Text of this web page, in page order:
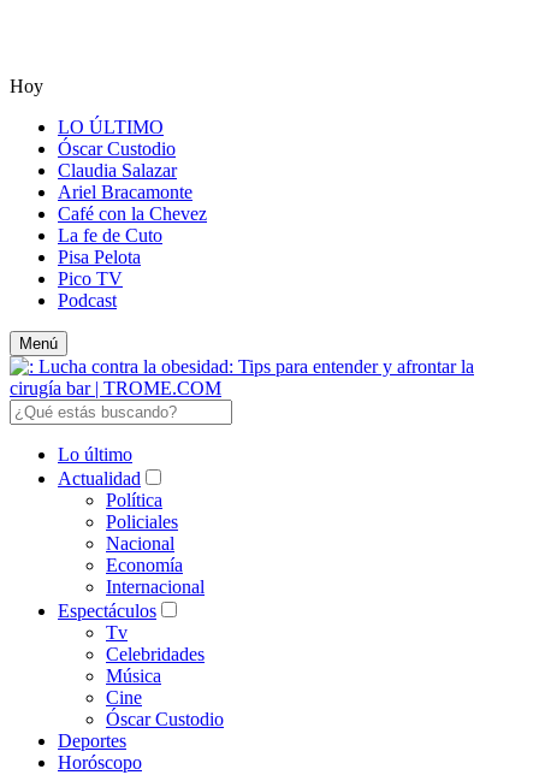
Hoy
LO ÚLTIMO
Óscar Custodio
Claudia Salazar
Ariel Bracamonte
Café con la Chevez
La fe de Cuto
Pisa Pelota
Pico TV
Podcast
Menú
Lo último
Actualidad
Política
Policiales
Nacional
Economía
Internacional
Espectáculos
Tv
Celebridades
Música
Cine
Óscar Custodio
Deportes
Horóscopo